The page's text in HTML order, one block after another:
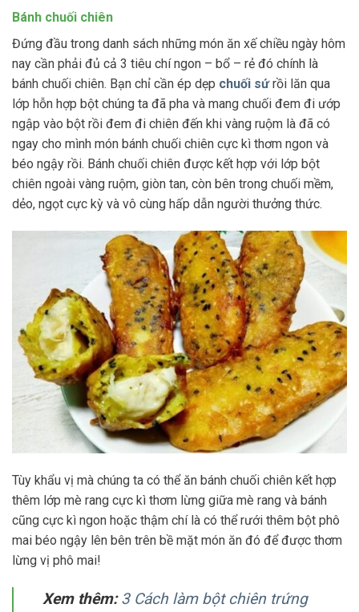
Bánh chuối chiên
Đứng đầu trong danh sách những món ăn xế chiều ngày hôm
nay cần phải đủ cả 3 tiêu chí ngon – bổ – rẻ đó chính là
bánh chuối chiên. Bạn chỉ cần ép dẹp chuối sứrồi lăn qua
lớp hỗn hợp bột chúng ta đã pha và mang chuối đem đi ướp
ngập vào bột rồi đem đi chiên đến khi vàng ruộm là đã có
ngay cho mình món bánh chuối chiên cực kì thơm ngon và
béo ngậy rồi. Bánh chuối chiên được kết hợp với lớp bột
chiên ngoài vàng ruộm, giòn tan, còn bên trong chuối mềm,
dẻo, ngọt cực kỳ và vô cùng hấp dẫn người thưởng thức.
Tùy khẩu vị mà chúng ta có thể ăn bánh chuối chiên kết hợp
thêm lớp mè rang cực kì thơm lừng giữa mè rang và bánh
cũng cực kì ngon hoặc thậm chí là có thể rưới thêm bột phô
mai béo ngậy lên bên trên bề mặt món ăn đó để được thơm
lừng vị phô mai!
Xem thêm: 3 Cách làm bột chiên trứng